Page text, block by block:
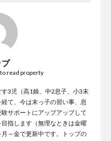
read property
3児（高1娘、中2息子、小3末
て、今は末っ子の習い事、息
サポートにアップアップして
指します（無理なときは金曜
～金で更新中です。トップの